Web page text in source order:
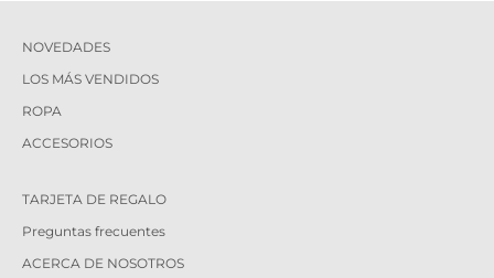
NOVEDADES
LOS MÁS VENDIDOS
ROPA
ACCESORIOS
TARJETA DE REGALO
Preguntas frecuentes
ACERCA DE NOSOTROS